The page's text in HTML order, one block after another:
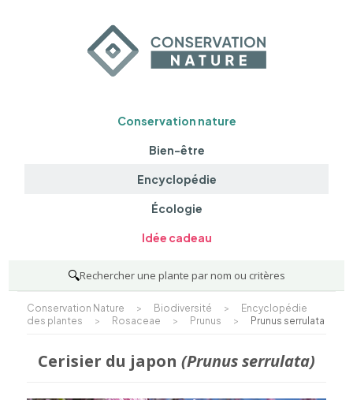
Conservation nature
Bien-être
Encyclopédie
Écologie
Idée cadeau
🔍Rechercher une plante par nom ou critères
Conservation Nature > Biodiversité >
Encyclopédie
des plantes
> Rosaceae > Prunus > Prunus serrulata
Cerisier du japon (Prunus serrulata)